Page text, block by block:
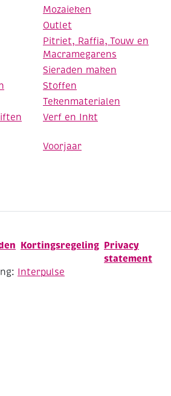
Mozaieken
Outlet
Pitriet, Raffia, Touw en
Macramegarens
Sieraden maken
Stoffen
Tekenmaterialen
Verf en Inkt
Voorjaar
Kortingsregeling Privacy
statement
Interpulse